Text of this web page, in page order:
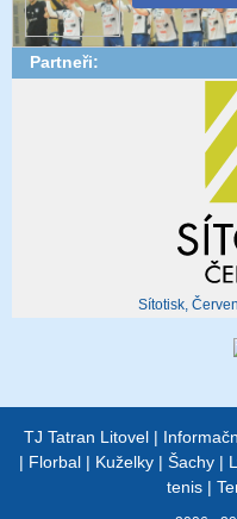
Partneři:
Sítotisk,
TJ Tatran Litovel |
| Florbal | Kuželky | Šachy |
tenis|